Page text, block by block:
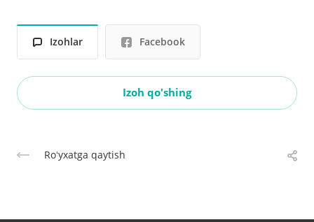
Izohlar Facebook
Izoh qo'shing
Roʻyxatga qaytish